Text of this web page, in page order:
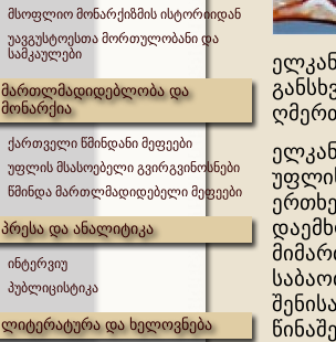
მსოფლიო მონარქიზმის ისტორიიდან
უავგუსტოესთა მორთულობანი და
სამკაულები
მართლმადიდებლობა და
მონარქია
ქართველი წმინდანი მეფეები
უფლის მსასოებელი გვირგვინოსნები
წმინდა მართლმადიდებელი მეფეები
პრესა და ანალიტიკა
ინტერვიუ
პუბლიცისტიკა
ლიტერატურა და ხელოვნება